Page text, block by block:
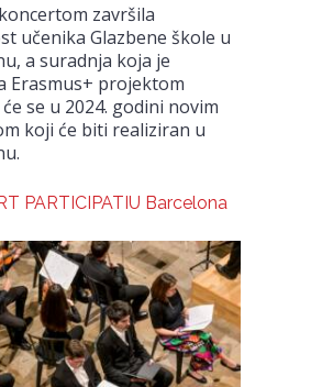
završila
učenika Glazbene škole u
a suradnja koja je
Erasmus+ projektom
se u 2024. godini novim
koji će biti realiziran u
PARTICIPATIU Barcelona